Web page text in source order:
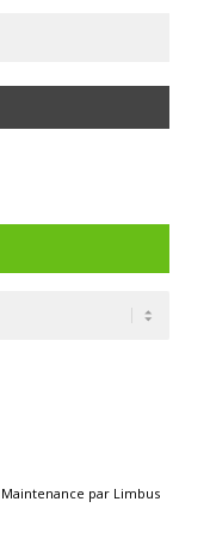
Maintenance par Limbus